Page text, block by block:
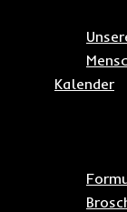
Kalender